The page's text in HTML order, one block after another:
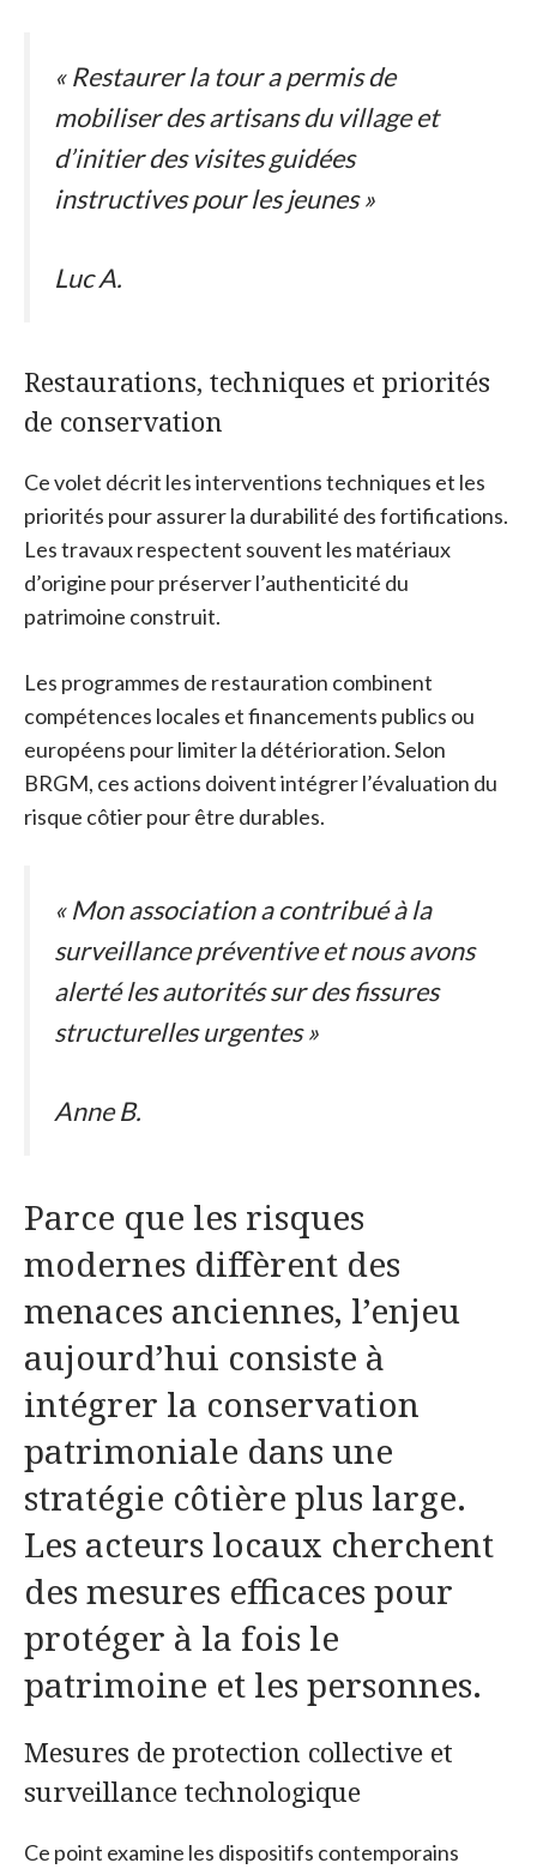
« Restaurer la tour a permis de
mobiliser des artisans du village et
d’initier des visites guidées
instructives pour les jeunes »
Luc A.
Restaurations, techniques et priorités
de conservation
Ce volet décrit les interventions techniques et les
priorités pour assurer la durabilité des fortifications.
Les travaux respectent souvent les matériaux
d’origine pour préserver l’authenticité du
patrimoine construit.
Les programmes de restauration combinent
compétences locales et financements publics ou
européens pour limiter la détérioration. Selon
BRGM, ces actions doivent intégrer l’évaluation du
risque côtier pour être durables.
« Mon association a contribué à la
surveillance préventive et nous avons
alerté les autorités sur des fissures
structurelles urgentes »
Anne B.
Parce que les risques
modernes diffèrent des
menaces anciennes, l’enjeu
aujourd’hui consiste à
intégrer la conservation
patrimoniale dans une
stratégie côtière plus large.
Les acteurs locaux cherchent
des mesures efficaces pour
protéger à la fois le
patrimoine et les personnes.
Mesures de protection collective et
surveillance technologique
Ce point examine les dispositifs contemporains